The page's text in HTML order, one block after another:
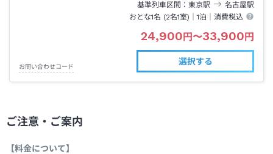
基準列車区間 東京駅 名古屋駅
おとな1名 (2名1室)｜1泊 ｜消費税込
24,900 円 〜33,900 円
お問い合わせコード
選択する
ご注意・ご案内
【料金について】